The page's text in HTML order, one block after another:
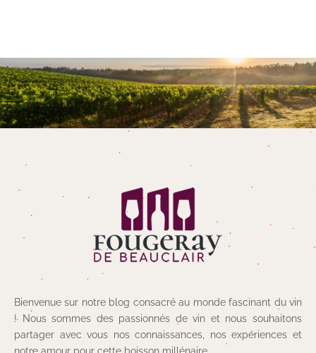
Bienvenue sur notre blog consacré au monde fascinant du vin
! Nous sommes des passionnés de vin et nous souhaitons
partager avec vous nos connaissances, nos expériences et
notre amour pour cette boisson millénaire.